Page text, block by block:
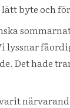
byte och
lyssnar
Det hade